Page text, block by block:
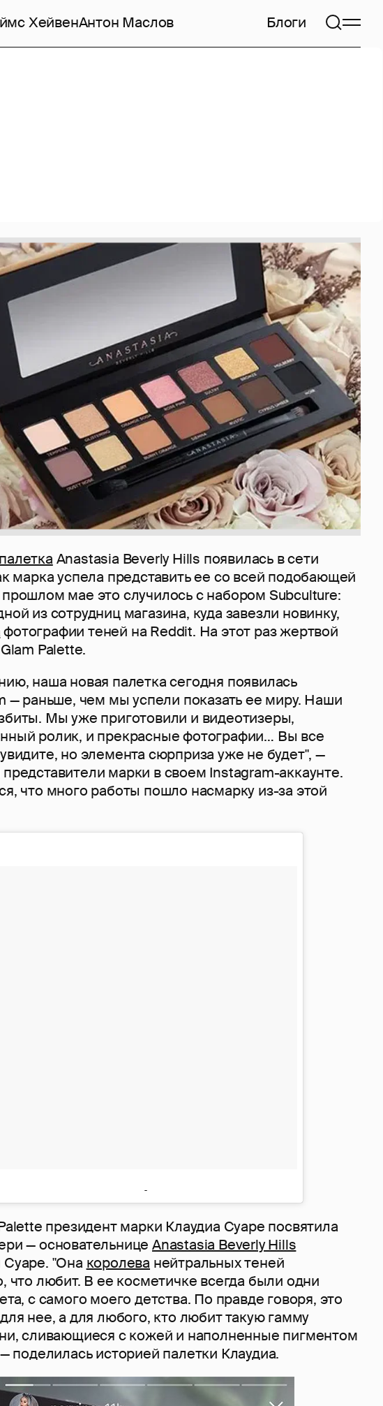
ХейвенАнтон Маслов Блоги
палетка Anastasia Beverly Hills появилась в сети
марка успела представить ее со всей подобающей
мае это случилось с набором Subculture:
из сотрудниц магазина, куда завезли новинку,
фотографии теней на Reddit. На этот раз жертвой
Palette.
наша новая палетка сегодня появилась
— раньше, чем мы успели показать ее миру. Наши
Мы уже приготовили и видеотизеры,
ролик, и прекрасные фотографии… Вы все
но элемента сюрприза уже не будет", —
представители марки в своем Instagram-аккаунте.
что много работы пошло насмарку из-за этой
президент марки Клаудиа Суаре посвятила
— основательнице Anastasia Beverly Hills
Суаре. "Она королева нейтральных теней
что любит. В ее косметичке всегда были одни
с самого моего детства. По правде говоря, это
нее, а для любого, кто любит такую гамму
сливающиеся с кожей и наполненные пигментом
поделилась историей палетки Клаудиа.